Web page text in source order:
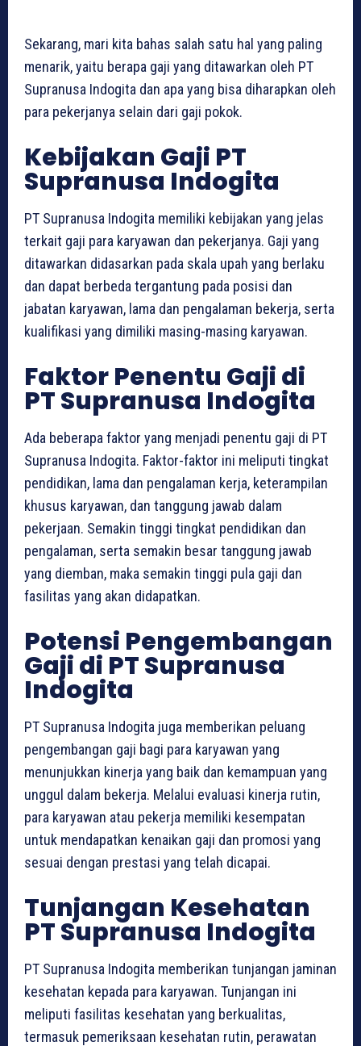
Sekarang, mari kita bahas salah satu hal yang paling
menarik, yaitu berapa gaji yang ditawarkan oleh PT
Supranusa Indogita dan apa yang bisa diharapkan oleh
para pekerjanya selain dari gaji pokok.
Kebijakan Gaji PT
Supranusa Indogita
PT Supranusa Indogita memiliki kebijakan yang jelas
terkait gaji para karyawan dan pekerjanya. Gaji yang
ditawarkan didasarkan pada skala upah yang berlaku
dan dapat berbeda tergantung pada posisi dan
jabatan karyawan, lama dan pengalaman bekerja, serta
kualifikasi yang dimiliki masing-masing karyawan.
Faktor Penentu Gaji di
PT Supranusa Indogita
Ada beberapa faktor yang menjadi penentu gaji di PT
Supranusa Indogita. Faktor-faktor ini meliputi tingkat
pendidikan, lama dan pengalaman kerja, keterampilan
khusus karyawan, dan tanggung jawab dalam
pekerjaan. Semakin tinggi tingkat pendidikan dan
pengalaman, serta semakin besar tanggung jawab
yang diemban, maka semakin tinggi pula gaji dan
fasilitas yang akan didapatkan.
Potensi Pengembangan
Gaji di PT Supranusa
Indogita
PT Supranusa Indogita juga memberikan peluang
pengembangan gaji bagi para karyawan yang
menunjukkan kinerja yang baik dan kemampuan yang
unggul dalam bekerja. Melalui evaluasi kinerja rutin,
para karyawan atau pekerja memiliki kesempatan
untuk mendapatkan kenaikan gaji dan promosi yang
sesuai dengan prestasi yang telah dicapai.
Tunjangan Kesehatan
PT Supranusa Indogita
PT Supranusa Indogita memberikan tunjangan jaminan
kesehatan kepada para karyawan. Tunjangan ini
meliputi fasilitas kesehatan yang berkualitas,
termasuk pemeriksaan kesehatan rutin, perawatan